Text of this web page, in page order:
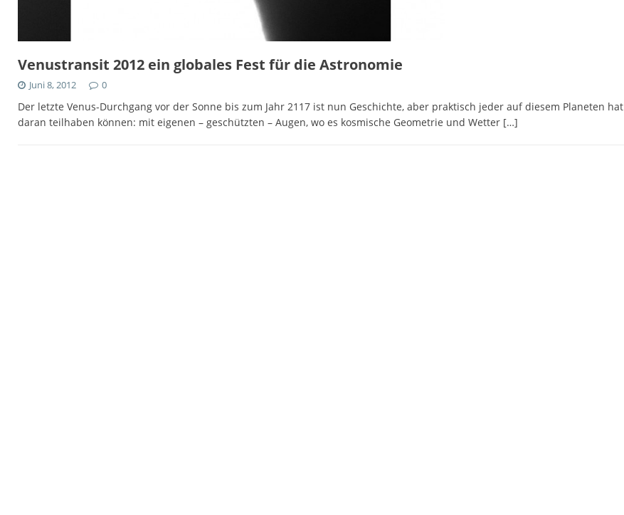
Venustransit 2012 ein globales Fest für die Astronomie
Juni 8, 2012 0
Der letzte Venus-Durchgang vor der Sonne bis zum Jahr 2117 ist nun Geschichte, aber praktisch jeder auf diesem Planeten hat
daran teilhaben können: mit eigenen – geschützten – Augen, wo es kosmische Geometrie und Wetter […]